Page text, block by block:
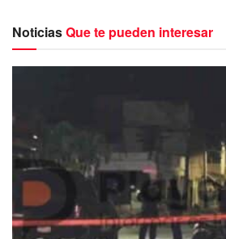
mañana a ocho de la noche,
diversos temas y autores.
NoticiasQue te pueden interesar